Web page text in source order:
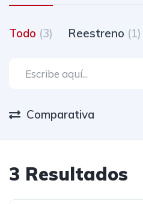
Todo (3) Reestreno (1)
Comparativa
3 Resultados